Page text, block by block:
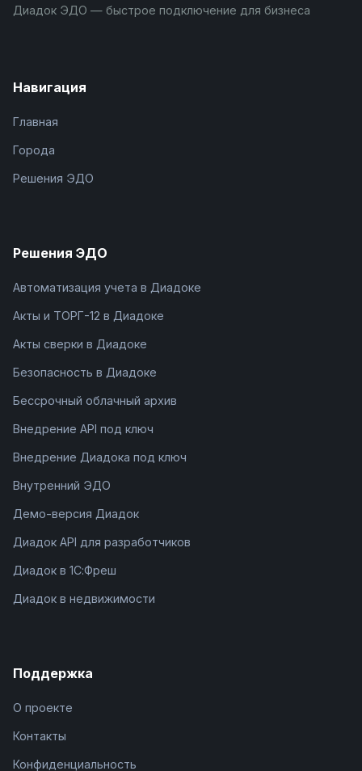
Диадок ЭДО — быстрое подключение для бизнеса
Навигация
Главная
Города
Решения ЭДО
Решения ЭДО
Автоматизация учета в Диадоке
Акты и ТОРГ-12 в Диадоке
Акты сверки в Диадоке
Безопасность в Диадоке
Бессрочный облачный архив
Внедрение API под ключ
Внедрение Диадока под ключ
Внутренний ЭДО
Демо-версия Диадок
Диадок API для разработчиков
Диадок в 1С:Фреш
Диадок в недвижимости
Поддержка
О проекте
Контакты
Конфиденциальность